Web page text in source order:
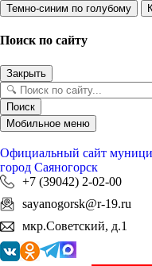
Темно-синим по голубому
Поиск по сайту
Закрыть
Поиск
Мобильное меню
Официальный сайт
город Саяногорск
+7 (39042) 2-02-00
sayanogorsk@r-19.ru
мкр.Советский, д.1